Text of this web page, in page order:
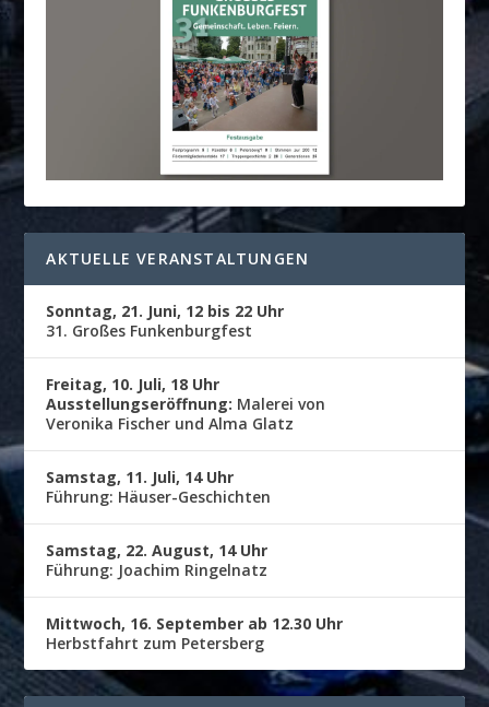
AKTUELLE VERANSTALTUNGEN
Sonntag, 21. Juni, 12 bis 22 Uhr
31. Großes Funkenburgfest
Freitag, 10. Juli, 18 Uhr
Ausstellungseröffnung: Malerei von
Veronika Fischer und Alma Glatz
Samstag, 11. Juli, 14 Uhr
Führung: Häuser-Geschichten
Samstag, 22. August, 14 Uhr
Führung: Joachim Ringelnatz
Mittwoch, 16. September ab 12.30 Uhr
Herbstfahrt zum Petersberg